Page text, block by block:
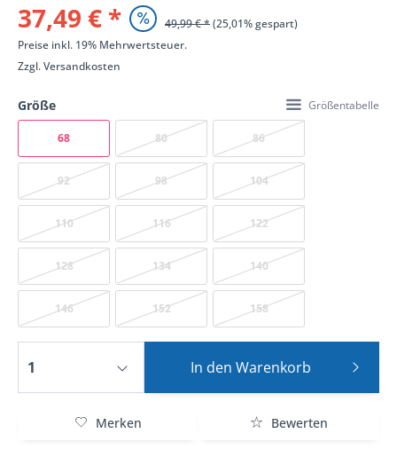
37,49 € * 49,99 € *(25,01% gespart)
Preise inkl. 19% Mehrwertsteuer.
Zzgl.Versandkosten
Größe Größentabelle
68 80 86
92 98 104
110 116 122
128 134 140
146 152 158
In den Warenkorb
Merken Bewerten